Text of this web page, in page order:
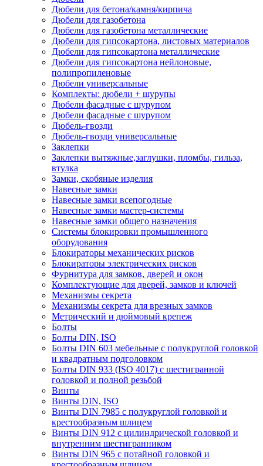
Дюбели для бетона/камня/кирпича
Дюбели для газобетона
Дюбели для газобетона металлические
Дюбели для гипсокартона, листовых материалов
Дюбели для гипсокартона металлические
Дюбели для гипсокартона нейлоновые,
полипропиленовые
Дюбели универсальные
Комплекты: дюбели + шурупы
Дюбели фасадные с шурупом
Дюбели фасадные с шурупом
Дюбель-гвозди
Дюбель-гвозди универсальные
Заклепки
Заклепки вытяжные,заглушки, пломбы, гильза,
втулка
Замки, скобяные изделия
Навесные замки
Навесные замки всепогодные
Навесные замки мастер-системы
Навесные замки общего назначения
Системы блокировки промышленного
оборудования
Блокираторы механических рисков
Блокираторы электрических рисков
Фурнитура для замков, дверей и окон
Комплектующие для дверей, замков и ключей
Механизмы секрета
Механизмы секрета для врезных замков
Метрический и дюймовый крепеж
Болты
Болты DIN, ISO
Болты DIN 603 мебельные с полукруглой головкой
и квадратным подголовком
Болты DIN 933 (ISO 4017) с шестигранной
головкой и полной резьбой
Винты
Винты DIN, ISO
Винты DIN 7985 с полукруглой головкой и
крестообразным шлицем
Винты DIN 912 с цилиндрической головкой и
внутренним шестигранником
Винты DIN 965 с потайной головкой и